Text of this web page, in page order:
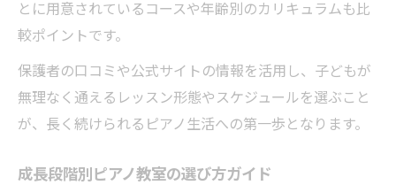
とに用意されているコースや年齢別のカリキュラムも比
較ポイントです。
保護者の口コミや公式サイトの情報を活用し、子どもが
無理なく通えるレッスン形態やスケジュールを選ぶこと
が、長く続けられるピアノ生活への第一歩となります。
成長段階別ピアノ教室の選び方ガイド